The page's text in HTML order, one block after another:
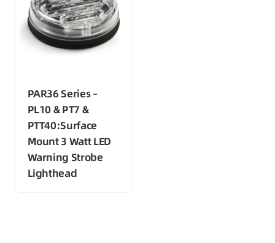
PAR36 Series –
PL10 & PT7 &
PTT40:Surface
Mount 3 Watt LED
Warning Strobe
Lighthead